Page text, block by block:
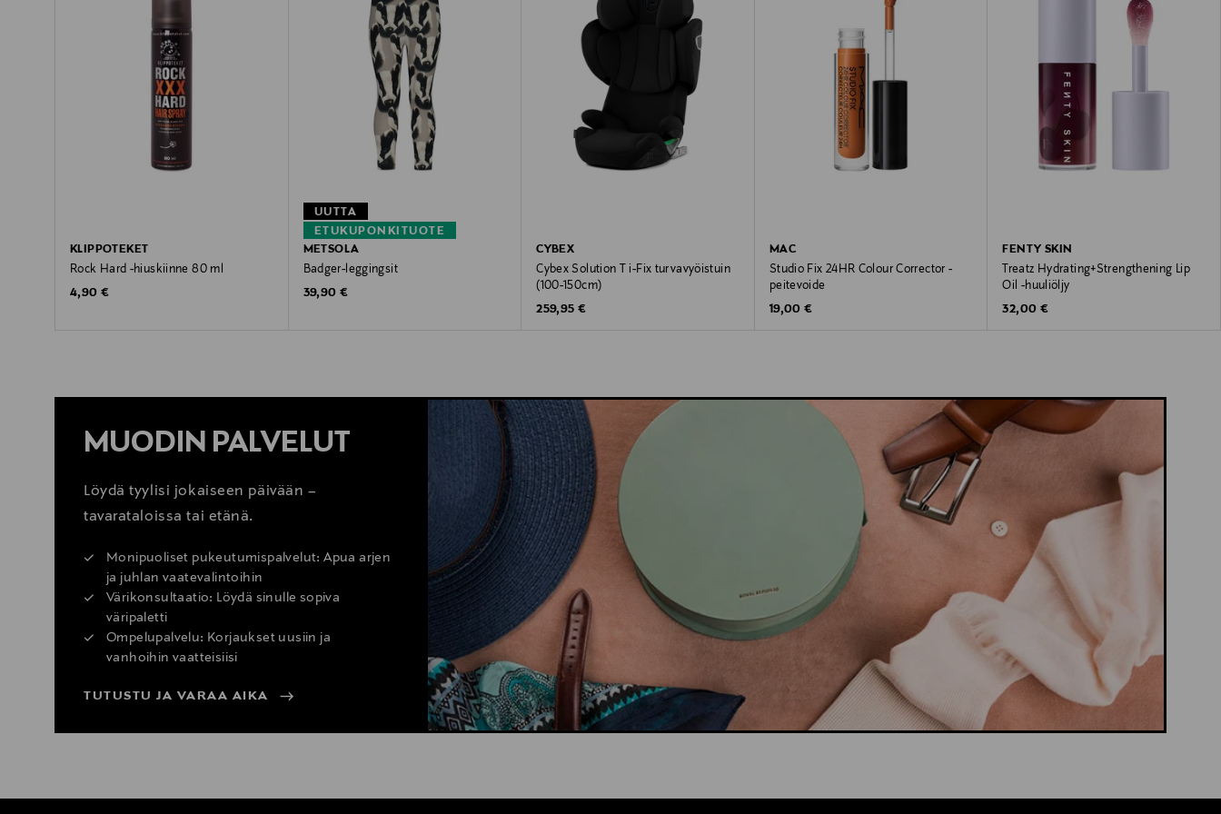
KLIPPOTEKET
Rock Hard -hiuskiinne 80 ml
Original Price
4,90 €
ETUKUPONKITUOTE
UUTTA
METSOLA
Badger-leggingsit
Original Price
39,90 €
CYBEX
Cybex Solution T i-Fix turvavyöistuin
(100-150cm)
Original Price
259,95 €
MAC
Studio Fix 24HR Colour Corrector -
peitevoide
Original Price
19,00 €
FENTY SKIN
Treatz Hydrating+Strengthening Lip
Oil -huuliöljy
Original Price
32,00 €
MUODIN PALVELUT
Löydä tyylisi jokaiseen päivään –
tavarataloissa tai etänä.
Monipuoliset pukeutumispalvelut: Apua arjen
ja juhlan vaatevalintoihin
Värikonsultaatio: Löydä sinulle sopiva
väripaletti
Ompelupalvelu: Korjaukset uusiin ja
vanhoihin vaatteisiisi
TUTUSTU JA VARAA AIKA